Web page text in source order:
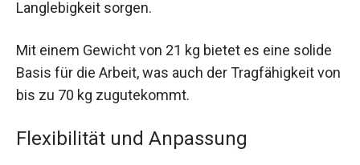
Langlebigkeit sorgen.
Mit einem Gewicht von 21 kg bietet es eine solide
Basis für die Arbeit, was auch der Tragfähigkeit von
bis zu 70 kg zugutekommt.
Flexibilität und Anpassung